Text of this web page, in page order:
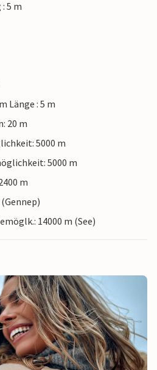
5 m
Länge : 5 m
20 m
5000 m
5000 m
m
14000 m (See)